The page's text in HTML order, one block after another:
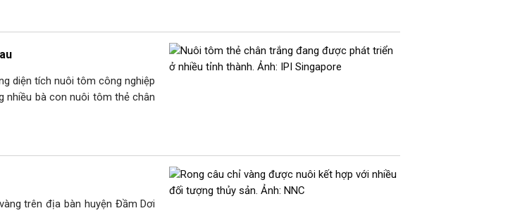
diện tích nuôi tôm công nghiệp
nhiều bà con nuôi tôm thẻ chân
trên địa bàn huyện Đầm Dơi